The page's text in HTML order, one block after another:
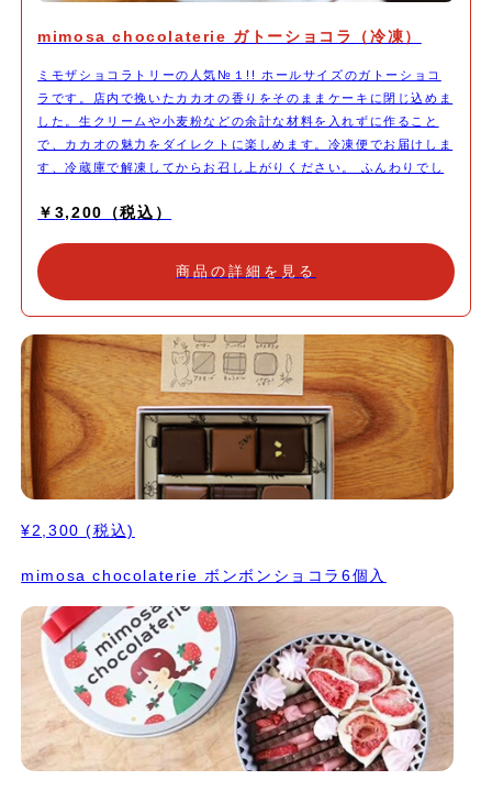
mimosa chocolaterie ガトーショコラ（冷凍）
ミモザショコラトリーの人気№１!! ホールサイズのガトーショコ
ラです。店内で挽いたカカオの香りをそのままケーキに閉じ込めま
した。生クリームや小麦粉などの余計な材料を入れずに作ること
で、カカオの魅力をダイレクトに楽しめます。冷凍便でお届けしま
す、冷蔵庫で解凍してからお召し上がりください。 ふんわりでし
カカオの香り
￥3,200（税込）
商品の詳細を見る
¥2,300 (税込)
mimosa chocolaterie ボンボンショコラ6個入